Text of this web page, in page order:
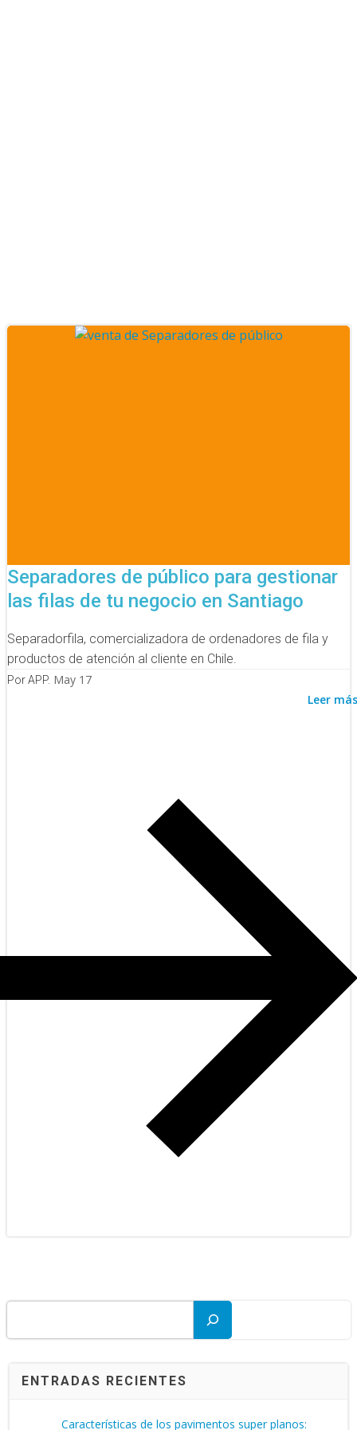
Separadores de público para gestionar
las filas de tu negocio en Santiago
Separadorfila, comercializadora de ordenadores de fila y
productos de atención al cliente en Chile.
Por APP. May 17
Leer más
ENTRADAS RECIENTES
Características de los pavimentos super planos: